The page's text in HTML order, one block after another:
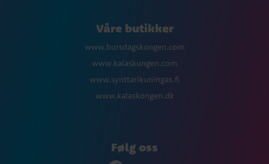
Våre butikker
www.bursdagskongen.com
www.kalaskungen.com
www.synttarikuningas.fi
www.kalaskongen.dk
Følg oss